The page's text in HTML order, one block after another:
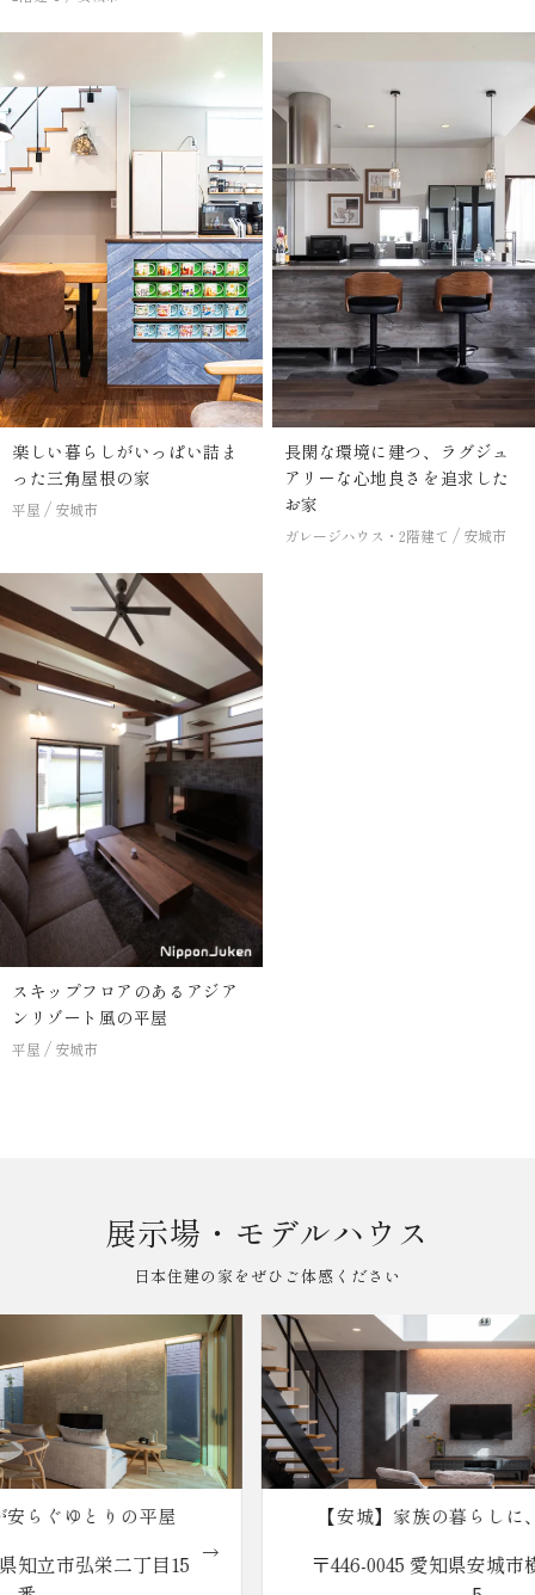
楽しい暮らしがいっぱい詰ま
った三⾓屋根の家
平屋 安城市
長閑な環境に建つ、ラグジュ
アリーな心地良さを追求した
お家
ガレージハウス・2階建て 安城市
スキップフロアのあるアジア
ンリゾート風の平屋
平屋 安城市
展示場・モデルハウス
日本住建の家をぜひご体感ください
【安城】家族の暮らしに、ちょうどい
い。reco.の家
〒446-0045 愛知県安城市横山町八左51-